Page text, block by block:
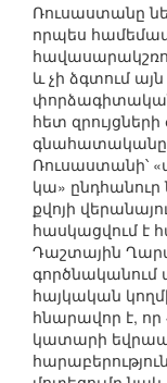
Ռուսաստանը
որպես
և չի ձգտում
փորձագիտական
հետ
Ռուսաստանի՝
կա»
քվոյի
հասկացվում է
Դաշտային
գործնականում
հայկական
հնարավոր է,
կատարի